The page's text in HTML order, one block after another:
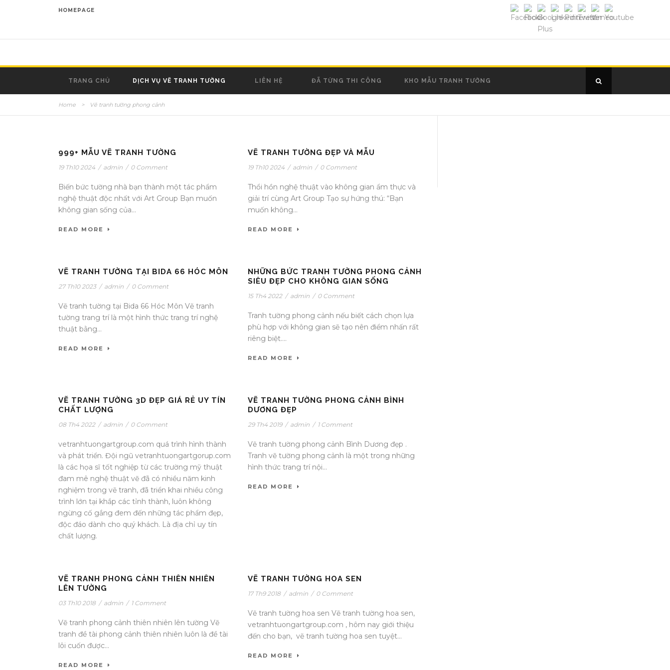
HOMEPAGE
TRANG CHỦ DỊCH VỤ VẼ TRANH TƯỜNG LIÊN HỆ ĐÃ TỪNG THI CÔNG KHO MẪU TRANH TƯỜNG
Home > Vẽ tranh tường phong cảnh
999+ MẪU VẼ TRANH TƯỜNG
19 Th10 2024 / admin / 0 Comment
Biến bức tường nhà bạn thành một tác phẩm
nghệ thuật độc nhất với Art Group Bạn muốn
không gian sống của...
READ MORE
VẼ TRANH TƯỜNG ĐẸP VÀ MẪU
19 Th10 2024 / admin / 0 Comment
Thổi hồn nghệ thuật vào không gian ẩm thực và
giải trí cùng Art Group Tạo sự hứng thú: “Bạn
muốn không...
READ MORE
VẼ TRANH TƯỜNG TẠI BIDA 66 HÓC MÔN
27 Th10 2023 / admin / 0 Comment
Vẽ tranh tường tại Bida 66 Hóc Môn Vẽ tranh
tường trang trí là một hình thức trang trí nghệ
thuật bằng...
READ MORE
NHỮNG BỨC TRANH TƯỜNG PHONG CẢNH
SIÊU ĐẸP CHO KHÔNG GIAN SỐNG
15 Th4 2022 / admin / 0 Comment
Tranh tường phong cảnh nếu biết cách chọn lựa
phù hợp với không gian sẽ tạo nên điểm nhấn rất
riêng biệt....
READ MORE
VẼ TRANH TƯỜNG 3D ĐẸP GIÁ RẺ UY TÍN
CHẤT LƯỢNG
08 Th4 2022 / admin / 0 Comment
vetranhtuongartgroup.com quá trình hình thành
và phát triển. Đội ngũ vetranhtuongartgorup.com
là các họa sĩ tốt nghiệp từ các trường mỹ thuật
đam mê nghệ thuật vẽ đã có nhiều năm kinh
nghiệm trong vẽ tranh, đã triển khai nhiều công
trình lớn tại khắp các tỉnh thành, luôn không
ngừng cố gắng đem đến những tác phẩm đẹp,
độc đáo dành cho quý khách. Là địa chỉ uy tín
chất lượng.
VẼ TRANH TƯỜNG PHONG CẢNH BÌNH
DƯƠNG ĐẸP
29 Th4 2019 / admin / 1 Comment
Vẽ tranh tường phong cảnh Bình Dương đẹp .
Tranh vẽ tường phong cảnh là một trong những
hình thức trang trí nội...
READ MORE
VẼ TRANH PHONG CẢNH THIÊN NHIÊN
LÊN TƯỜNG
03 Th10 2018 / admin / 1 Comment
Vẽ tranh phong cảnh thiên nhiên lên tường Vẽ
tranh đề tài phong cảnh thiên nhiên luôn là đề tài
lôi cuốn được...
READ MORE
VẼ TRANH TƯỜNG HOA SEN
17 Th9 2018 / admin / 0 Comment
Vẽ tranh tường hoa sen Vẽ tranh tường hoa sen,
vetranhtuongartgroup.com , hôm nay giới thiệu
đến cho bạn, vẽ tranh tường hoa sen tuyệt...
READ MORE